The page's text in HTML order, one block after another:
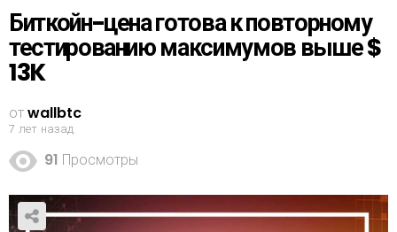
Биткойн-цена готова к повторному
тестированию максимумов выше $
13K
отwallbtc
7 лет назад
91 Просмотры